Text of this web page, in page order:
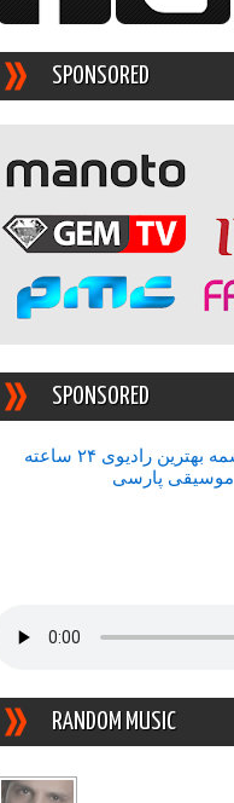
SPONSORED
SPONSORED
رادیو سرچشمه بهترین رادیوی ۲۴ ساعته
موسیقی پارسی
RANDOM MUSIC